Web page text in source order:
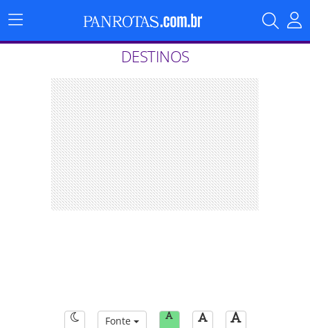
Menu
Principal
DESTINOS
Fonte